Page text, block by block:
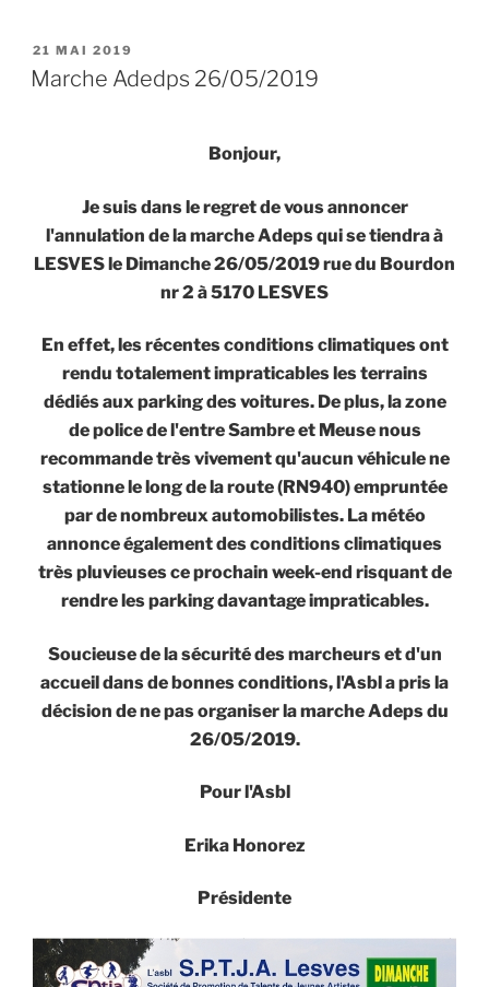
PUBLIÉ
LE
21 MAI 2019
Marche Adedps 26/05/2019
Bonjour,
Je suis dans le regret de vous annoncer
l'annulation de la marche Adeps qui se tiendra à
LESVES le Dimanche 26/05/2019 rue du Bourdon
nr 2 à 5170 LESVES
En effet, les récentes conditions climatiques ont
rendu totalement impraticables les terrains
dédiés aux parking des voitures. De plus, la zone
de police de l'entre Sambre et Meuse nous
recommande très vivement qu'aucun véhicule ne
stationne le long de la route (RN940) empruntée
par de nombreux automobilistes. La météo
annonce également des conditions climatiques
très pluvieuses ce prochain week-end risquant de
rendre les parking davantage impraticables.
Soucieuse de la sécurité des marcheurs et d'un
accueil dans de bonnes conditions, l'Asbl a pris la
décision de ne pas organiser la marche Adeps du
26/05/2019.
Pour l'Asbl
Erika Honorez
Présidente